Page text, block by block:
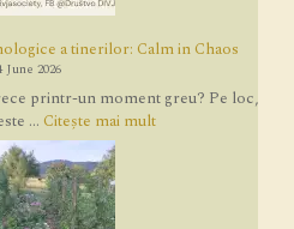
a tinerilor: Calm in Chaos
June 2026
printr-un moment greu? Pe loc,
... Citește mai mult